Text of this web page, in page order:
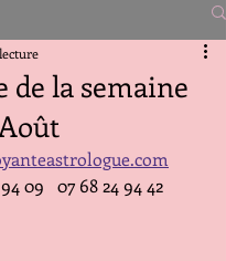
de la semaine
09   07 68 24 94 42